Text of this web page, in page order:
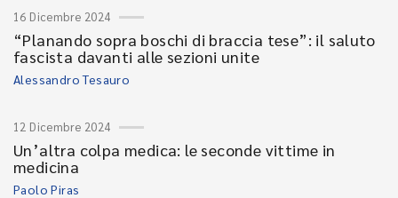
16 Dicembre 2024
“Planando sopra boschi di braccia tese”: il saluto
fascista davanti alle sezioni unite
Alessandro Tesauro
12 Dicembre 2024
Un’altra colpa medica: le seconde vittime in
medicina
Paolo Piras